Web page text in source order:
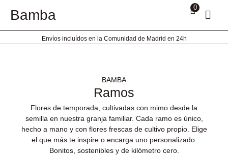
Bamba 0
Envíos incluídos en la Comunidad de Madrid en 24h
Ramos
BAMBA
Flores de temporada, cultivadas con mimo desde la
semilla en nuestra granja familiar. Cada ramo es único,
hecho a mano y con flores frescas de cultivo propio. Elige
el que más te inspire o encarga uno personalizado.
Bonitos, sostenibles y de kilómetro cero.